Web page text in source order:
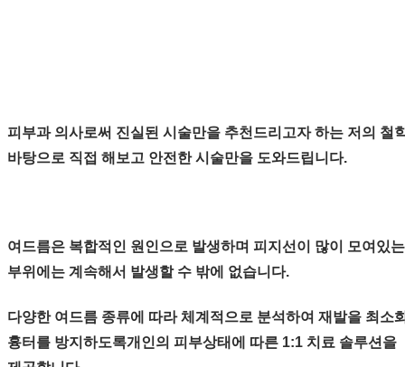
피부과 의사로써 진실된 시술만을 추천드리고자 하는 저의 철
바탕으로 직접 해보고 안전한 시술만을 도와드립니다.
여드름은 복합적인 원인으로 발생하며 피지선이 많이 모여있는
부위에는 계속해서 발생할 수 밖에 없습니다.
다양한 여드름 종류에 따라 체계적으로 분석하여 재발을 최소
흉터를 방지하도록개인의 피부상태에 따른 1:1 치료 솔루션을